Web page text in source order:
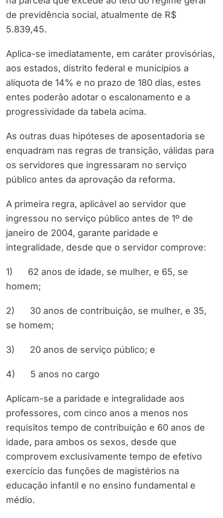
de previdência social, atualmente de R$
5.839,45.
Aplica-se imediatamente, em caráter provisórias,
aos estados, distrito federal e municípios a
alíquota de 14% e no prazo de 180 dias, estes
entes poderão adotar o escalonamento e a
progressividade da tabela acima.
As outras duas hipóteses de aposentadoria se
enquadram nas regras de transição, válidas para
os servidores que ingressaram no serviço
público antes da aprovação da reforma.
A primeira regra, aplicável ao servidor que
ingressou no serviço público antes de 1º de
janeiro de 2004, garante paridade e
integralidade, desde que o servidor comprove:
1) 62 anos de idade, se mulher, e 65, se
homem;
2) 30 anos de contribuição, se mulher, e 35,
se homem;
3) 20 anos de serviço público; e
4) 5 anos no cargo
Aplicam-se a paridade e integralidade aos
professores, com cinco anos a menos nos
requisitos tempo de contribuição e 60 anos de
idade, para ambos os sexos, desde que
comprovem exclusivamente tempo de efetivo
exercício das funções de magistérios na
educação infantil e no ensino fundamental e
médio.